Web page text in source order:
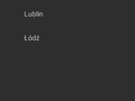
Lublin
Łódź